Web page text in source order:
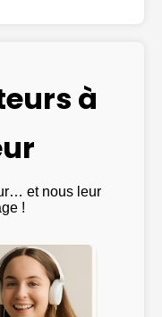
à
et nous leur
!